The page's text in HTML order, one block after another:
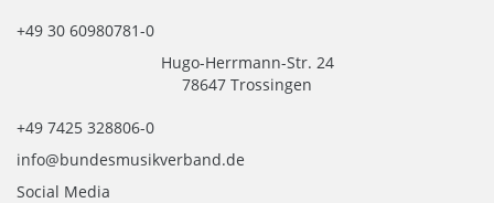
+49 30 60980781-0
Hugo-Herrmann-Str. 24
78647 Trossingen
+49 7425 328806-0
info@bundesmusikverband.de
Social Media